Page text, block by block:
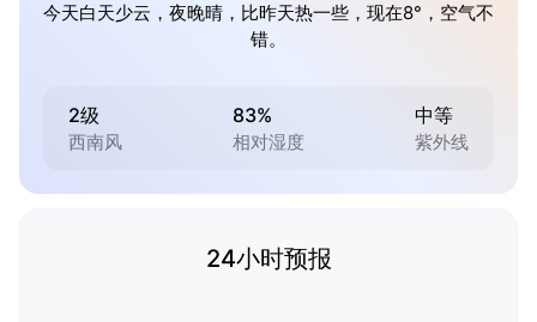
今天白天少云，夜晚晴，比昨天热一些，现在8°，空气不
错。
2级
西南风
83%
相对湿度
中等
紫外线
24小时预报